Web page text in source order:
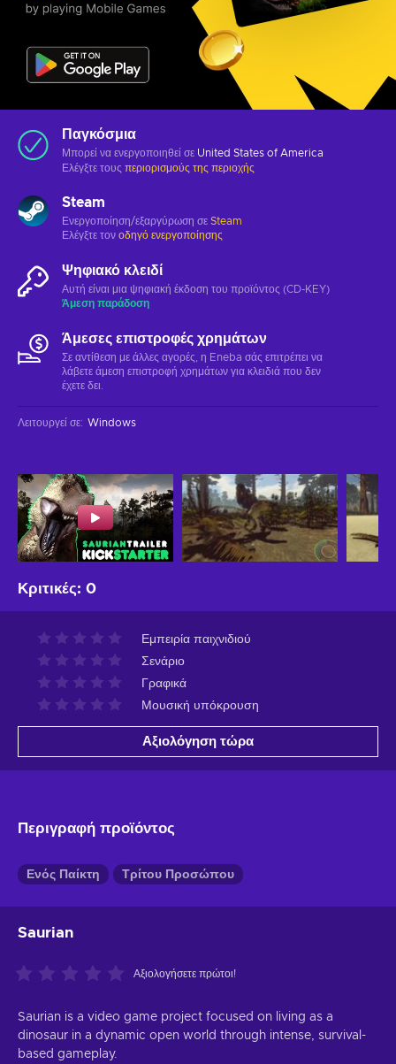
Παγκόσμια
Μπορεί να ενεργοποιηθεί σε United States of America
Ελέγξτε τους περιορισμούς της περιοχής
Steam
Ενεργοποίηση/εξαργύρωση σε Steam
Ελέγξτε τον οδηγό ενεργοποίησης
Ψηφιακό κλειδί
Αυτή είναι μια ψηφιακή έκδοση του προϊόντος (CD-KEY)
Άμεση παράδοση
Άμεσες επιστροφές χρημάτων
Σε αντίθεση με άλλες αγορές, η Eneba σάς επιτρέπει να
λάβετε άμεση επιστροφή χρημάτων για κλειδιά που δεν
έχετε δει.
Λειτουργεί σε: Windows
Κριτικές: 0
Εμπειρία παιχνιδιού
Σενάριο
Γραφικά
Μουσική υπόκρουση
Αξιολόγηση τώρα
Περιγραφή προϊόντος
Ενός Παίκτη Τρίτου Προσώπου
Saurian
Αξιολογήσετε πρώτοι!
Saurian is a video game project focused on living as a
dinosaur in a dynamic open world through intense, survival-
based gameplay.